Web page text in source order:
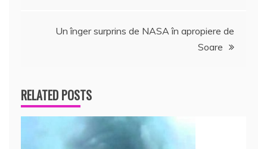
Un înger surprins de NASA în apropiere de
Soare
RELATED POSTS